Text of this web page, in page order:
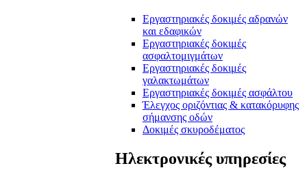
Εργαστηριακές δοκιμές αδρανών
και εδαφικών
Εργαστηριακές δοκιμές
ασφαλτομιγμάτων
Εργαστηριακές δοκιμές
γαλακτωμάτων
Εργαστηριακές δοκιμές ασφάλτου
Έλεγχος οριζόντιας & κατακόρυφης
σήμανσης οδών
Δοκιμές σκυροδέματος
Ηλεκτρονικές υπηρεσίες